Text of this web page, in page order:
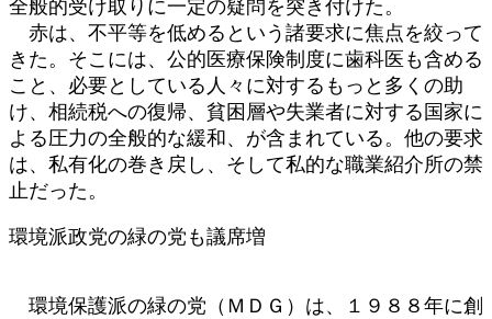
全般的受け取りに一定の疑問を突き付けた。
赤は、不平等を低めるという諸要求に焦点を絞って
きた。そこには、公的医療保険制度に歯科医も含める
こと、必要としている人々に対するもっと多くの助
け、相続税への復帰、貧困層や失業者に対する国家に
よる圧力の全般的な緩和、が含まれている。他の要求
は、私有化の巻き戻し、そして私的な職業紹介所の禁
止だった。
環境派政党の緑の党も議席増
環境保護派の緑の党（ＭＤＧ）は、１９８８年に創